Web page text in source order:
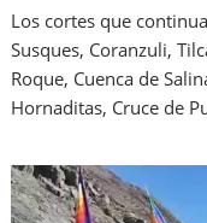
Los cortes que
Susques, Coranzuli,
Roque, Cuenca de
Hornaditas, Cruce de